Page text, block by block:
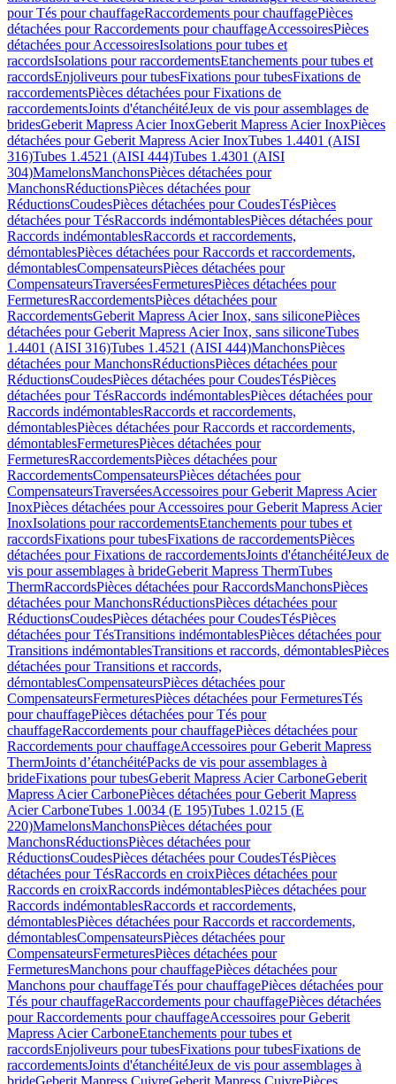
pour Tés pour chauffageRaccordements pour chauffagePièces
détachées pour Raccordements pour chauffageAccessoiresPièces
détachées pour AccessoiresIsolations pour tubes et
raccordsIsolations pour raccordementsEtanchements pour tubes et
raccordsEnjoliveurs pour tubesFixations pour tubesFixations de
raccordementsPièces détachées pour Fixations de
raccordementsJoints d'étanchéitéJeux de vis pour assemblages de
bridesGeberit Mapress Acier InoxGeberit Mapress Acier InoxPièces
détachées pour Geberit Mapress Acier InoxTubes 1.4401 (AISI
316)Tubes 1.4521 (AISI 444)Tubes 1.4301 (AISI
304)MamelonsManchonsPièces détachées pour
ManchonsRéductionsPièces détachées pour
RéductionsCoudesPièces détachées pour CoudesTésPièces
détachées pour TésRaccords indémontablesPièces détachées pour
Raccords indémontablesRaccords et raccordements,
démontablesPièces détachées pour Raccords et raccordements,
démontablesCompensateursPièces détachées pour
CompensateursTraverséesFermeturesPièces détachées pour
FermeturesRaccordementsPièces détachées pour
RaccordementsGeberit Mapress Acier Inox, sans siliconePièces
détachées pour Geberit Mapress Acier Inox, sans siliconeTubes
1.4401 (AISI 316)Tubes 1.4521 (AISI 444)ManchonsPièces
détachées pour ManchonsRéductionsPièces détachées pour
RéductionsCoudesPièces détachées pour CoudesTésPièces
détachées pour TésRaccords indémontablesPièces détachées pour
Raccords indémontablesRaccords et raccordements,
démontablesPièces détachées pour Raccords et raccordements,
démontablesFermeturesPièces détachées pour
FermeturesRaccordementsPièces détachées pour
RaccordementsCompensateursPièces détachées pour
CompensateursTraverséesAccessoires pour Geberit Mapress Acier
InoxPièces détachées pour Accessoires pour Geberit Mapress Acier
InoxIsolations pour raccordementsEtanchements pour tubes et
raccordsFixations pour tubesFixations de raccordementsPièces
détachées pour Fixations de raccordementsJoints d'étanchéitéJeux de
vis pour assemblages à brideGeberit Mapress ThermTubes
ThermRaccordsPièces détachées pour RaccordsManchonsPièces
détachées pour ManchonsRéductionsPièces détachées pour
RéductionsCoudesPièces détachées pour CoudesTésPièces
détachées pour TésTransitions indémontablesPièces détachées pour
Transitions indémontablesTransitions et raccords, démontablesPièces
détachées pour Transitions et raccords,
démontablesCompensateursPièces détachées pour
CompensateursFermeturesPièces détachées pour FermeturesTés
pour chauffagePièces détachées pour Tés pour
chauffageRaccordements pour chauffagePièces détachées pour
Raccordements pour chauffageAccessoires pour Geberit Mapress
ThermJoints d’étanchéitéPacks de vis pour assemblages à
brideFixations pour tubesGeberit Mapress Acier CarboneGeberit
Mapress Acier CarbonePièces détachées pour Geberit Mapress
Acier CarboneTubes 1.0034 (E 195)Tubes 1.0215 (E
220)MamelonsManchonsPièces détachées pour
ManchonsRéductionsPièces détachées pour
RéductionsCoudesPièces détachées pour CoudesTésPièces
détachées pour TésRaccords en croixPièces détachées pour
Raccords en croixRaccords indémontablesPièces détachées pour
Raccords indémontablesRaccords et raccordements,
démontablesPièces détachées pour Raccords et raccordements,
démontablesCompensateursPièces détachées pour
CompensateursFermeturesPièces détachées pour
FermeturesManchons pour chauffagePièces détachées pour
Manchons pour chauffageTés pour chauffagePièces détachées pour
Tés pour chauffageRaccordements pour chauffagePièces détachées
pour Raccordements pour chauffageAccessoires pour Geberit
Mapress Acier CarboneEtanchements pour tubes et
raccordsEnjoliveurs pour tubesFixations pour tubesFixations de
raccordementsJoints d'étanchéitéJeux de vis pour assemblages à
brideGeberit Mapress CuivreGeberit Mapress CuivrePièces